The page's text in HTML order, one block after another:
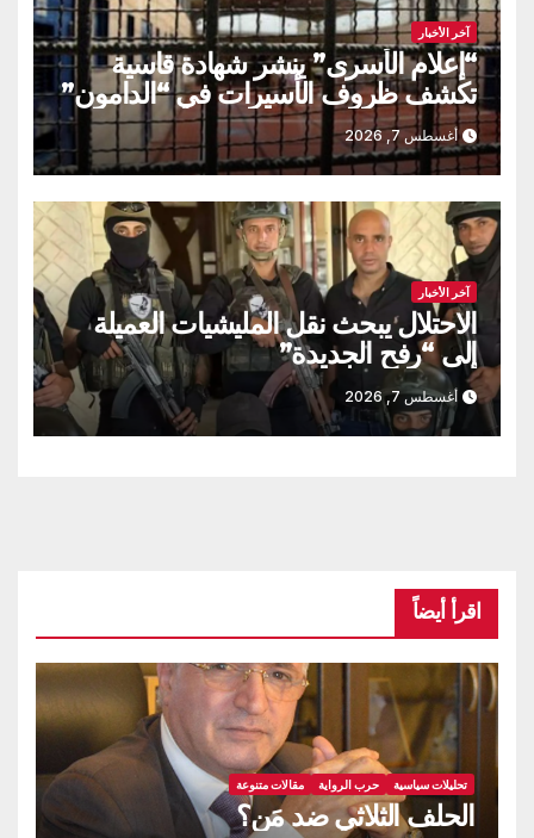
آخر الأخبار
“إعلام الأسرى” ينشر شهادة قاسية
تكشف ظروف الأسيرات في “الدامون”
أغسطس 7, 2026
آخر الأخبار
الاحتلال يبحث نقل المليشيات العميلة
إلى “رفح الجديدة”
أغسطس 7, 2026
اقرأ أيضاً
تحليلات سياسية حرب الرواية مقالات متنوعة
الحلف الثلاثي ضد مَن؟